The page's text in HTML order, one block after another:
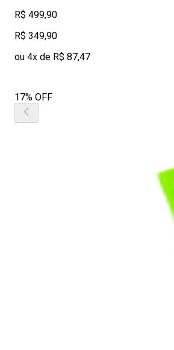
R$ 499,90
R$ 349,90
ou 4x de R$ 87,47
17% OFF